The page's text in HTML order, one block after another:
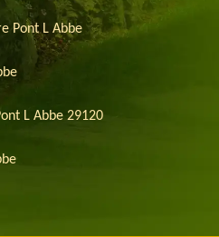
Pont L Abbe
L Abbe 29120